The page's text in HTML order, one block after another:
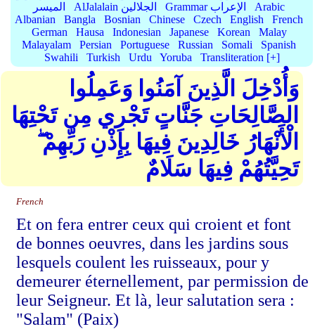
الميسر
AlJalalain الجلالين Grammar الإعراب
Arabic
Albanian
Bangla Bosnian Chinese Czech English
French
German
Hausa Indonesian Japanese Korean
Malay
Malayalam
Persian Portuguese Russian Somali
Spanish
Swahili
Turkish Urdu Yoruba Transliteration [+]
وَأُدْخِلَ الَّذِينَ آمَنُوا وَعَمِلُوا
الصَّالِحَاتِ جَنَّاتٍ تَجْرِي مِن تَحْتِهَا
الْأَنْهَارُ خَالِدِينَ فِيهَا بِإِذْنِ رَبِّهِمْ ۖ
تَحِيَّتُهُمْ فِيهَا سَلَامٌ
French
Et on fera entrer ceux qui croient et font
de bonnes oeuvres, dans les jardins sous
lesquels coulent les ruisseaux, pour y
demeurer éternellement, par permission de
leur Seigneur. Et là, leur salutation sera :
"Salam" (Paix)